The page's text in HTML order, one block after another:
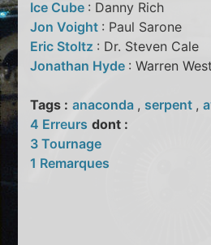
Ice Cube : Danny Rich
Jon Voight : Paul Sarone
Eric Stoltz : Dr. Steven Cale
Jonathan Hyde : Warren
Tags : anaconda , serpent ,
4 Erreurs dont :
3 Tournage
1 Remarques